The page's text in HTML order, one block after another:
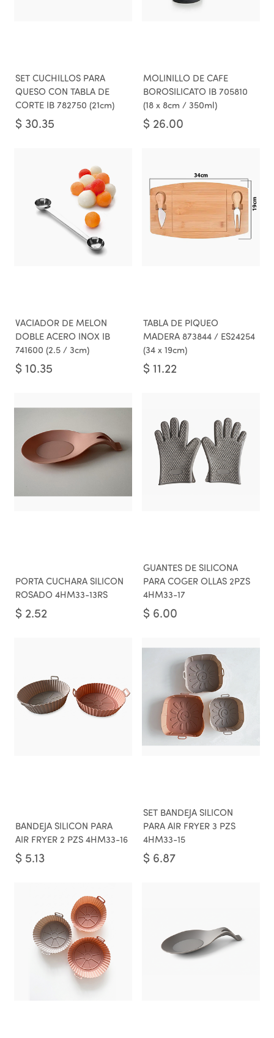
SET CUCHILLOS PARA
QUESO CON TABLA DE
CORTE IB 782750 (21cm)
$ 30.35
MOLINILLO DE CAFE
BOROSILICATO IB 705810
(18 x 8cm / 350ml)
$ 26.00
VACIADOR DE MELON
DOBLE ACERO INOX IB
741600 (2.5 / 3cm)
$ 10.35
TABLA DE PIQUEO
MADERA 873844 / ES24254
(34 x 19cm)
$ 11.22
PORTA CUCHARA SILICON
ROSADO 4HM33-13RS
$ 2.52
GUANTES DE SILICONA
PARA COGER OLLAS 2PZS
4HM33-17
$ 6.00
BANDEJA SILICON PARA
AIR FRYER 2 PZS 4HM33-16
$ 5.13
SET BANDEJA SILICON
PARA AIR FRYER 3 PZS
4HM33-15
$ 6.87